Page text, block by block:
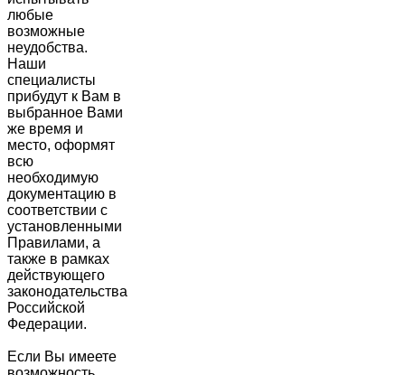
любые
возможные
неудобства.
Наши
специалисты
прибудут к Вам в
выбранное Вами
же время и
место, оформят
всю
необходимую
документацию в
соответствии с
установленными
Правилами, а
также в рамках
действующего
законодательства
Российской
Федерации.
Если Вы имеете